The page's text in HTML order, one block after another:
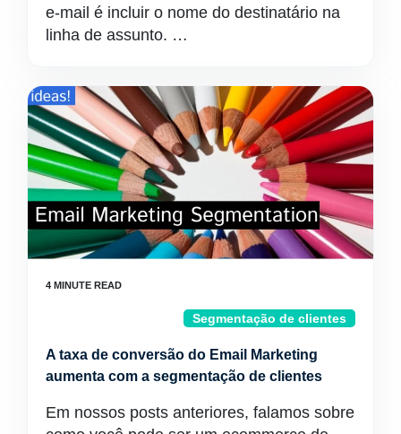
e-mail é incluir o nome do destinatário na
linha de assunto. …
Segmentação de clientes
A taxa de conversão do Email Marketing
aumenta com a segmentação de clientes
Em nossos posts anteriores, falamos sobre